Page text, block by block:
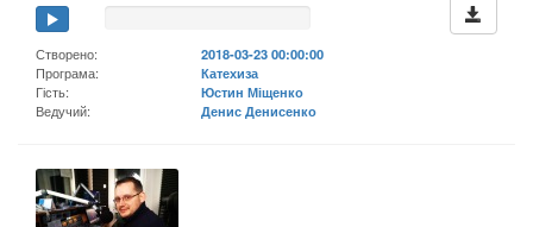
Створено:
2018-03-23 00:00:00
Програма:
Катехиза
Гість:
Юстин Міщенко
Ведучий:
Денис Денисенко